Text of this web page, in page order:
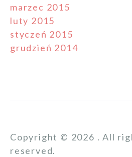
marzec 2015
luty 2015
styczeń 2015
grudzień 2014
Copyright © 2026 . All
reserved.